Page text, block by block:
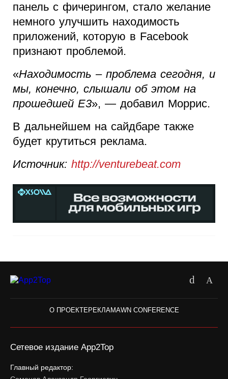
панель с фичерингом, стало желание
немного улучшить находимость
приложений, которую в Facebook
признают проблемой.
«Находимость – проблема сегодня, и
мы, конечно, слышали об этом на
прошедшей E3», — добавил Моррис.
В дальнейшем на сайдбаре также
будет крутиться реклама.
Источник: http://venturebeat.com
О ПРОЕКТЕРЕКЛАМАWN CONFERENCE
Сетевое издание App2Top
Главный редактор: